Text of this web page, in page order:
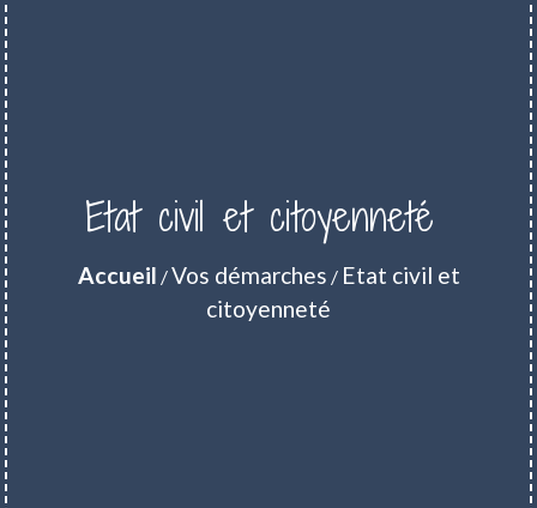
Etat civil et citoyenneté
Accueil /Vos démarches / Etat civil et
citoyenneté